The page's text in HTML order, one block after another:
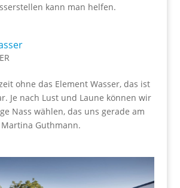
kann man helfen.
ohne das Element Wasser, das ist
Je nach Lust und Laune können wir
Nass wählen, das uns gerade am
Guthmann.